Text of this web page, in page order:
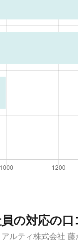
の対応の
ルティ株式会社